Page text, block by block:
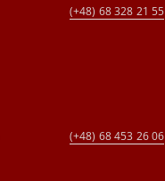
(+48) 68 328 21 55
(+48) 68 453 26 06